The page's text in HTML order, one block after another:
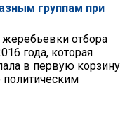
группам при
отбора
года, которая
в первую корзину
политическим